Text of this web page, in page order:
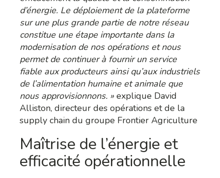
d’énergie. Le déploiement de la plateforme
sur une plus grande partie de notre réseau
constitue une étape importante dans la
modernisation de nos opérations et nous
permet de continuer à fournir un service
fiable aux producteurs ainsi qu’aux industriels
de l’alimentation humaine et animale que
nous approvisionnons. » explique David
Alliston, directeur des opérations et de la
supply chain du groupe Frontier Agriculture
Maîtrise de l’énergie et
efficacité opérationnelle